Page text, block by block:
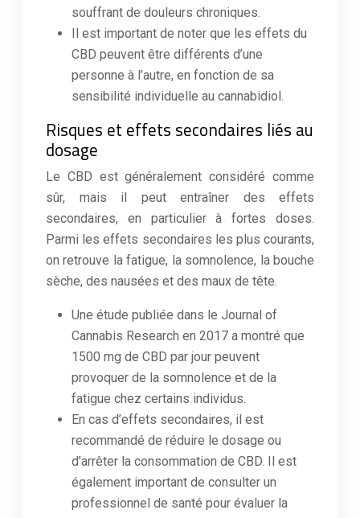
souffrant de douleurs chroniques.
Il est important de noter que les effets du
CBD peuvent être différents d’une
personne à l’autre, en fonction de sa
sensibilité individuelle au cannabidiol.
Risques et effets secondaires liés au
dosage
Le CBD est généralement considéré comme
sûr, mais il peut entraîner des effets
secondaires, en particulier à fortes doses.
Parmi les effets secondaires les plus courants,
on retrouve la fatigue, la somnolence, la bouche
sèche, des nausées et des maux de tête.
Une étude publiée dans le Journal of
Cannabis Research en 2017 a montré que
1500 mg de CBD par jour peuvent
provoquer de la somnolence et de la
fatigue chez certains individus.
En cas d’effets secondaires, il est
recommandé de réduire le dosage ou
d’arrêter la consommation de CBD. Il est
également important de consulter un
professionnel de santé pour évaluer la